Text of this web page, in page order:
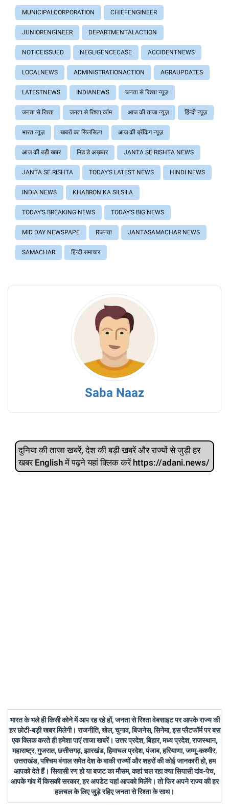
MUNICIPALCORPORATION CHIEFENGINEER
JUNIORENGINEER DEPARTMENTALACTION
NOTICEISSUED NEGLIGENCECASE ACCIDENTNEWS
LOCALNEWS ADMINISTRATIONACTION AGRAUPDATES
LATESTNEWS INDIANEWS जनता से रिश्ता न्यूज़
जनता से रिश्ता जनता से रिश्ता.कॉम आज की ताजा न्यूज़ हिंन्दी न्यूज़
भारत न्यूज़ खबरों का सिलसिला आज की ब्रेंकिग न्यूज़
आज की बड़ी खबर मिड डे अख़बार JANTA SE RISHTA NEWS
JANTA SE RISHTA TODAY'S LATEST NEWS HINDI NEWS
INDIA NEWS KHABRON KA SILSILA
TODAY'S BREAKING NEWS TODAY'S BIG NEWS
MID DAY NEWSPAPE Rजनता JANTASAMACHAR NEWS
SAMACHAR हिंन्दी समाचार
Saba Naaz
दुनिया की ताजा खबरें, देश की बड़ी खबरें और राज्‍यों से जुड़ी हर
खबर English में पढ़ने यहां क्लिक करें https://adani.news/
भारत के भले ही किसी कोने में आप रह रहे हों, जनता से रिश्ता वेबसाइट पर आपके राज्य की
हर छोटी-बड़ी खबर मिलेगी। राजनीति, खेल, चुनाव, बिजनेस, सिनेमा, इस प्लैटफॉर्म पर बस
एक क्लिक करते ही हमेशा पाएं ताजा खबरें। उत्तर प्रदेश, बिहार, मध्य प्रदेश, राजस्थान,
महाराष्ट्र, गुजरात, छत्तीसगढ़, झारखंड, हिमाचल प्रदेश, पंजाब, हरियाणा, जम्मू-कश्मीर,
उत्तराखंड, पश्चिम बंगाल समेत देश के बाकी राज्यों और शहरों की कोई जानकारी हो, हम
आपको देते हैं। सियासी रण हो या बजट का मौसम, कहां चल रहा क्या सियासी दांव-पेच,
आपके गांव में किसकी सरकार, हर अपडेट यहां आपको मिलेंगे। तो फिर अपने राज्य की हर
हलचल के लिए जुड़े रहिए जनता से रिश्ता के साथ।